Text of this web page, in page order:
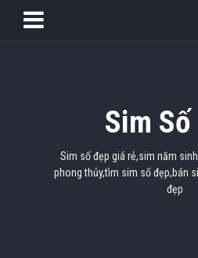
Sim
Sim số đẹp giá rẻ,sim năm
phong thủy,tìm sim số đẹp,bán
đẹp